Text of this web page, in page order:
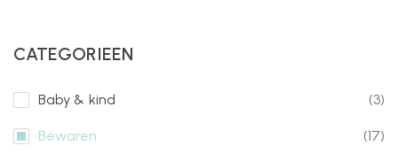
CATEGORIEEN
Baby & kind (3)
Bewaren (17)